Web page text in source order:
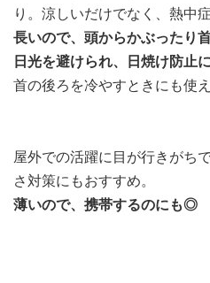
り。涼しいだけでなく、熱中
長いので、頭からかぶったり
日光を避けられ、日焼け防止
首の後ろを冷やすときにも使
屋外での活躍に目が行きがち
さ対策にもおすすめ。
薄いので、携帯するのにも◎